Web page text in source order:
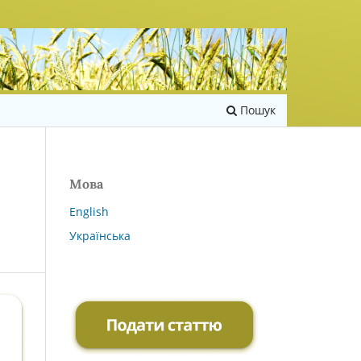
Пошук
Мова
English
Українська